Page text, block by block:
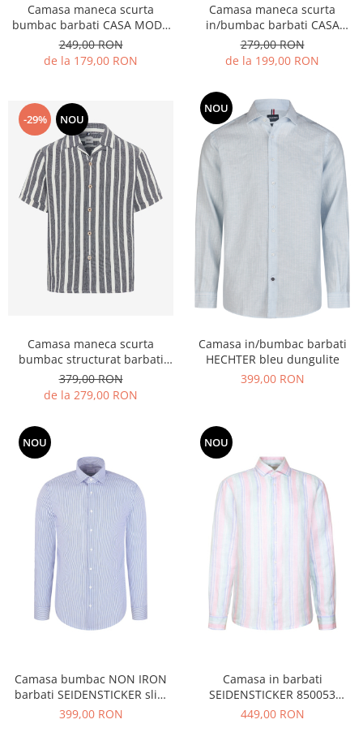
Camasa maneca scurta
bumbac barbati CASA MODA
albastru dungi
249,00 RON
de la 179,00 RON
Camasa maneca scurta
in/bumbac barbati CASA
MODA turcoaz/portocaliu
dungulite
279,00 RON
de la 199,00 RON
-29% NOU
Camasa maneca scurta
bumbac structurat barbati
BRAX LEO S bleumarin dungi
379,00 RON
de la 279,00 RON
NOU
Camasa in/bumbac barbati
HECHTER bleu dungulite
399,00 RON
NOU
Camasa bumbac NON IRON
barbati SEIDENSTICKER slim
albastru dungulite
399,00 RON
NOU
Camasa in barbati
SEIDENSTICKER 850053
regular multicolor dungi
449,00 RON